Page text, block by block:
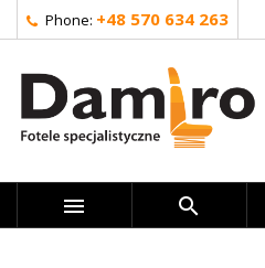
Phone: +48 570 634 263
 